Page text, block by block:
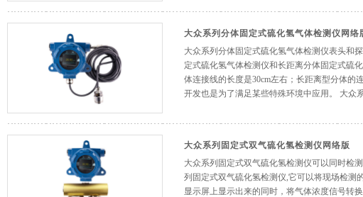
大众系列分体固定式硫化氢气体检测仪网络
大众系列分体固定式硫化氢气体检测仪表头和
定式硫化氢气体检测仪和长距离分体固定式硫
体连接线的长度是30cm左右；长距离型分体的
开发也是为了满足某些特殊环境中应用。 大众
大众系列固定式双气硫化氢检测仪网络版
大众系列固定式双气硫化氢检测仪可以同时检
列固定式双气硫化氢检测仪,它可以将现场检测
显示屏上显示出来的同时，将气体浓度信号转